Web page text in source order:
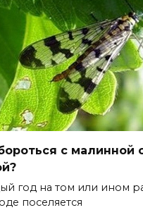
с малинной
год на том или ином
поселяется